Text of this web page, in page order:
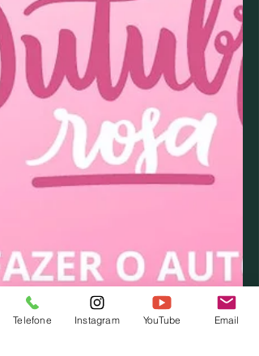
Telefone Instagram YouTube Email